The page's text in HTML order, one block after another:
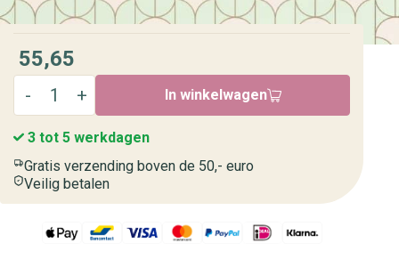
55,65
In winkelwagen
3 tot 5 werkdagen
Gratis verzending boven de 50,- euro
Veilig betalen